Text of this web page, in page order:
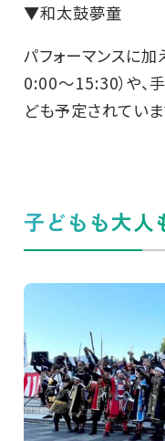
▼和太鼓夢童
パフォーマンスに加
0:00～15:30）や、
ども予定されていま
子どもも大人